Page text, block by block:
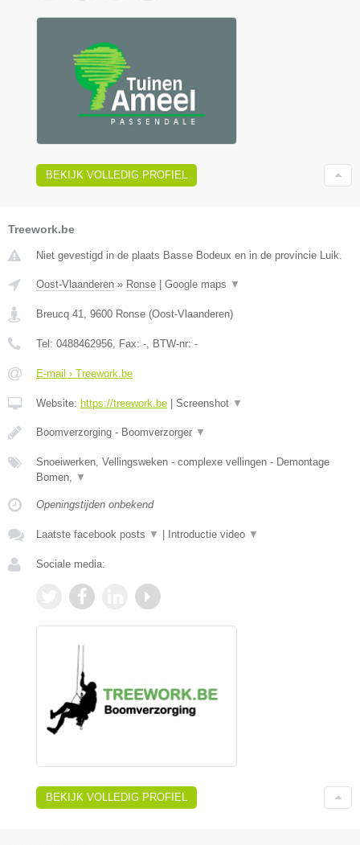
BEKIJK VOLLEDIG PROFIEL
Treework.be
Niet gevestigd in de plaats Basse Bodeux en in de provincie Luik.
Oost-Vlaanderen » Ronse Google maps ▼
Breucq 41 9600 Ronse (Oost-Vlaanderen)
Tel: 0488462956 , Fax: - , BTW-nr: -
E-mail › Treework.be
Website: https://treework.be Screenshot ▼
Boomverzorging - Boomverzorger ▼
Snoeiwerken, Vellingsweken - complexe vellingen - Demontage
Bomen,
▼
Openingstijden onbekend
Laatste facebook posts ▼ Introductie video ▼
Sociale media:
BEKIJK VOLLEDIG PROFIEL